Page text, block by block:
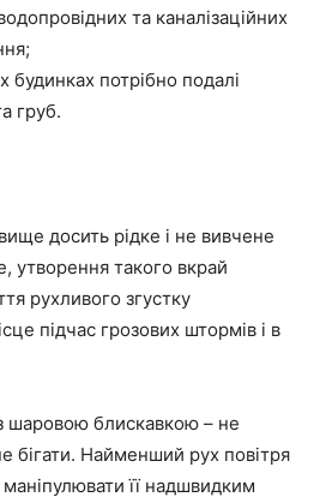
та каналізаційних
будинках потрібно подалі
груб.
досить рідке і не вивчене
такого вкрай
рухливого згустку
підчас грозових штормів і в
шаровою блискавкою – не
бігати. Найменший рух повітря
її надшвидким